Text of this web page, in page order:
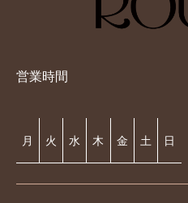
営業時間
月 火 水 木 金 土 日